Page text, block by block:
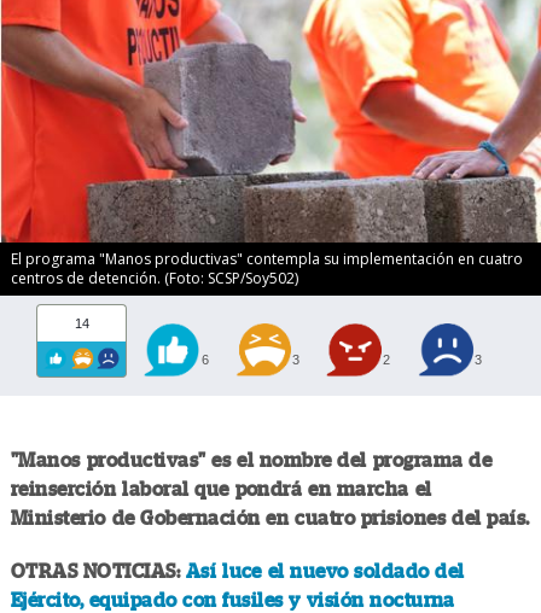
El programa "Manos productivas" contempla su implementación en cuatro
centros de detención. (Foto: SCSP/Soy502)
14
6 3 2 3
"Manos productivas" es el nombre del programa de
reinserción laboral que pondrá en marcha el
Ministerio de Gobernación en cuatro prisiones del país.
OTRAS NOTICIAS: Así luce el nuevo soldado del
Ejército, equipado con fusiles y visión nocturna